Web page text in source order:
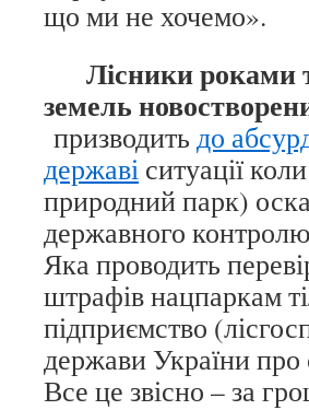
що ми не хочемо».
Лісники роками
земель
призводить до
державі ситуації
природний парк)
державного
Яка проводить
штрафів нацпаркам
підприємство
держави України про
Все це звісно – за